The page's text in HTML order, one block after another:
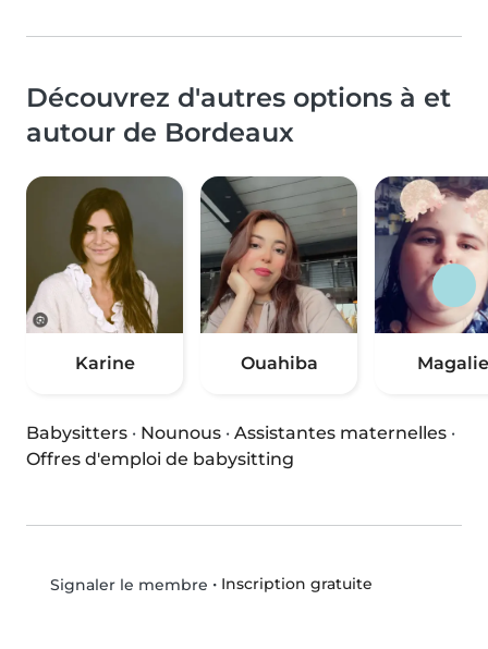
Découvrez d'autres options à et
autour de Bordeaux
Karine Ouahiba Magalie
Babysitters · Nounous · Assistantes maternelles ·
Offres d'emploi de babysitting
Signaler le membre • Inscription gratuite